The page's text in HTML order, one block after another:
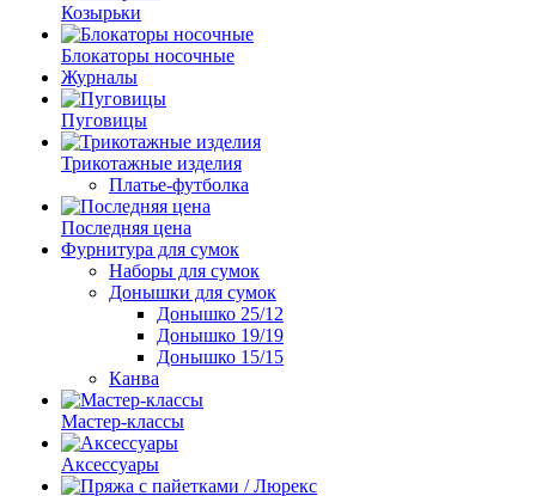
Козырьки
Блокаторы носочные
Журналы
Пуговицы
Трикотажные изделия
Платье-футболка
Последняя цена
Фурнитура для сумок
Наборы для сумок
Донышки для сумок
Донышко 25/12
Донышко 19/19
Донышко 15/15
Канва
Мастер-классы
Аксессуары